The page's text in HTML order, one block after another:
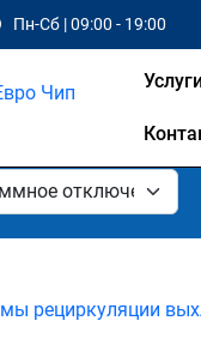
Пн-Сб | 09:00 - 19:00
рециркуляции